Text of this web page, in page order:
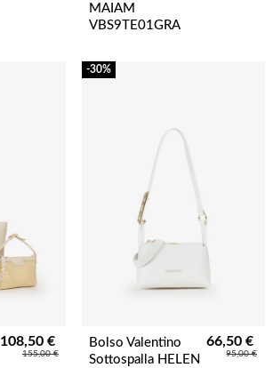
MAIAM
VBS9TE01GRA
108,50 €
155,00 €
-30%
Bolso Valentino
Sottospalla HELEN
66,50 €
95,00 €